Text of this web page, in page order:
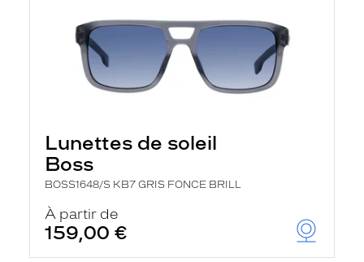
Lunettes de soleil
Boss
BOSS1648/S KB7 GRIS FONCE BRILL
À partir de
159,00 €